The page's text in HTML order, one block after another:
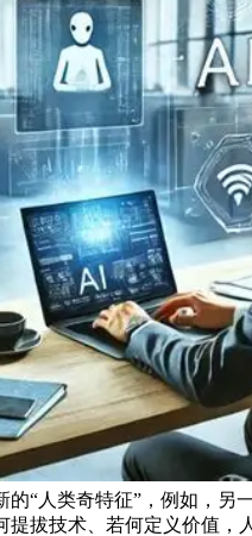
“人类奇特征”，例如，
拔技术、若何定义价值，